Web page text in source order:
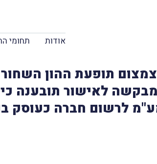
אודות תחומי
תופעת ההון
לאישור תובענה
לרשום חברה כעוסק